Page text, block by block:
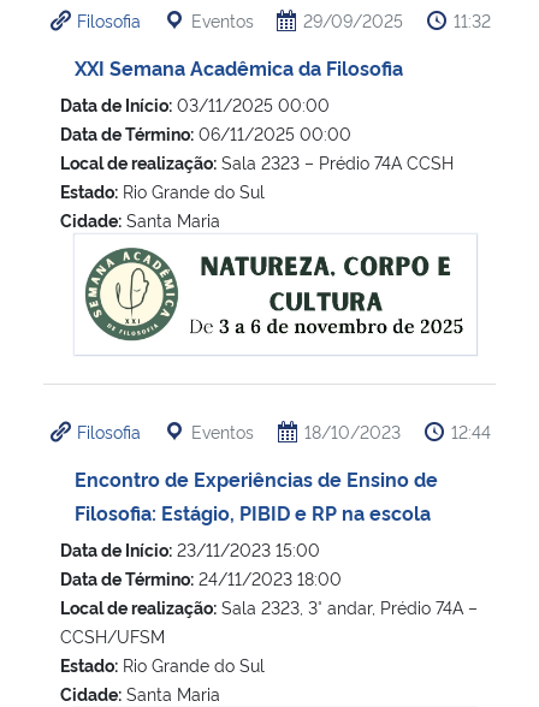
Ministério da Cidadania
Ministério de Minas e Energia
Ministério da Ciência, Tecnologia, Inovações e Comunicações
Ministério do Meio Ambiente
Ministério do Turismo
Ministério da Mulher, da Família e dos Direitos Humanos
Secretaria de Governo
Filosofia Eventos 29/09/2025 11:32
XXI Semana Acadêmica da Filosofia
Data de Início: 03/11/2025 00:00
Data de Término: 06/11/2025 00:00
Local de realização: Sala 2323 – Prédio 74A CCSH
Estado: Rio Grande do Sul
Cidade: Santa Maria
XXI Semana Acadêmica da Filosofia
Filosofia Eventos 18/10/2023 12:44
Encontro de Experiências de Ensino de
Filosofia: Estágio, PIBID e RP na escola
Data de Início: 23/11/2023 15:00
Data de Término: 24/11/2023 18:00
Local de realização: Sala 2323, 3° andar, Prédio 74A –
CCSH/UFSM
Estado: Rio Grande do Sul
Cidade: Santa Maria